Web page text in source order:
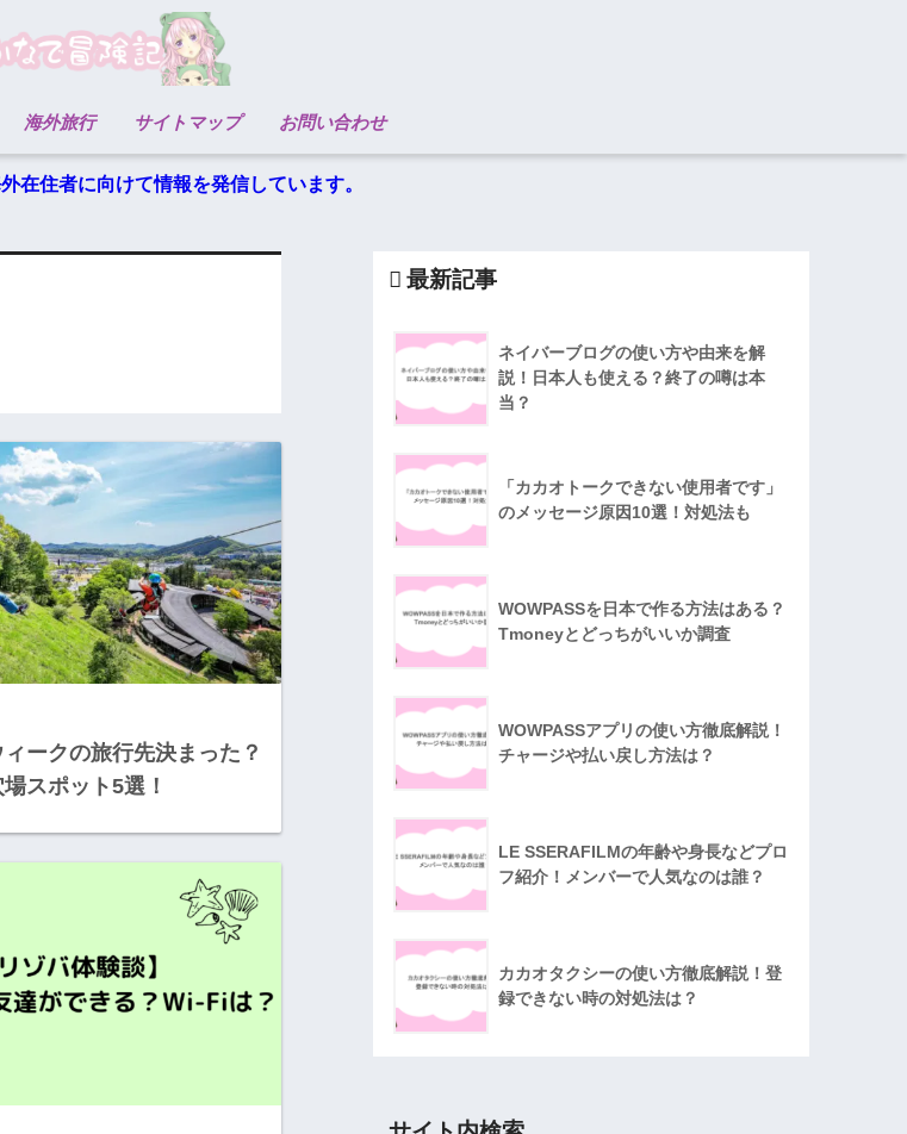
海外旅行 サイトマップ お問い合わせ
在住者に向けて情報を発信しています。
ークの旅行先決まった？
スポット5選！
最新記事
ネイバーブログの使い方や由来を解
説！日本人も使える？終了の噂は本
当？
「カカオトークできない使用者です」
のメッセージ原因10選！対処法も
WOWPASSを日本で作る方法はある？
Tmoneyとどっちがいいか調査
WOWPASSアプリの使い方徹底解説！
チャージや払い戻し方法は？
LE SSERAFILMの年齢や身長などプロ
フ紹介！メンバーで人気なのは誰？
カカオタクシーの使い方徹底解説！登
録できない時の対処法は？